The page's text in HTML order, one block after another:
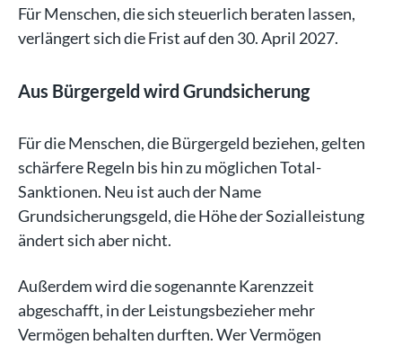
Für Menschen, die sich steuerlich beraten lassen,
verlängert sich die Frist auf den 30. April 2027.
Aus Bürgergeld wird Grundsicherung
Für die Menschen, die Bürgergeld beziehen, gelten
schärfere Regeln bis hin zu möglichen Total-
Sanktionen. Neu ist auch der Name
Grundsicherungsgeld, die Höhe der Sozialleistung
ändert sich aber nicht.
Außerdem wird die sogenannte Karenzzeit
abgeschafft, in der Leistungsbezieher mehr
Vermögen behalten durften. Wer Vermögen